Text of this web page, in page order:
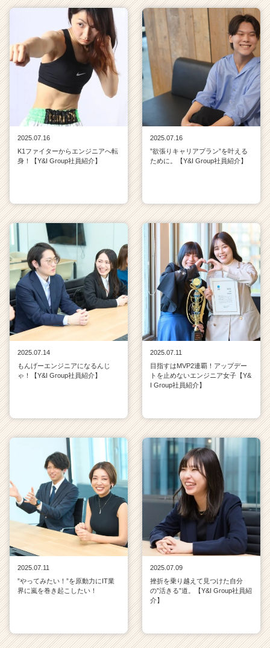
2025.07.16
K1ファイターからエンジニアへ転
身！【Y&I Group社員紹介】
2025.07.16
”欲張りキャリアプラン”を叶える
ために。【Y&I Group社員紹介】
2025.07.14
もんげーエンジニアになるんじ
ゃ！【Y&I Group社員紹介】
2025.07.11
目指すはMVP2連覇！アップデー
トを止めないエンジニア女子【Y&
I Group社員紹介】
2025.07.11
”やってみたい！”を原動力にIT業
界に嵐を巻き起こしたい！
2025.07.09
挫折を乗り越えて見つけた自分
の”活きる”道。【Y&I Group社員紹
介】